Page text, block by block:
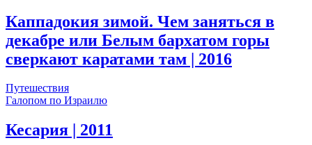
Каппадокия зимой. Чем заняться в
декабре или Белым бархатом горы
сверкают каратами там | 2016
Путешествия
Галопом по Израилю
Кесария | 2011